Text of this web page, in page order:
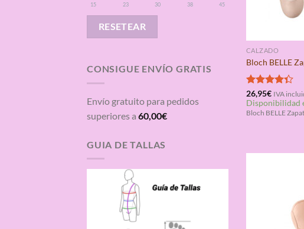
15 23 30 38 45
RESETEAR
CONSIGUE ENVÍO GRATIS
Envío gratuito para pedidos
superiores a 60,00€
GUIA DE TALLAS
CALZADO
Bloch BELLE
Valorado
con4.33
de 5
26,95€ IVA
Disponibilidad
Bloch BELLE